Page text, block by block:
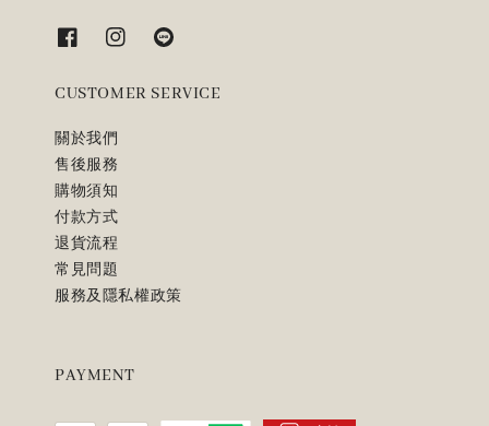
CUSTOMER SERVICE
關於我們
售後服務
購物須知
付款方式
退貨流程
常見問題
服務及隱私權政策
PAYMENT